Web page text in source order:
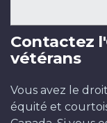
Contactez
vétérans
Vous avez le
équité et